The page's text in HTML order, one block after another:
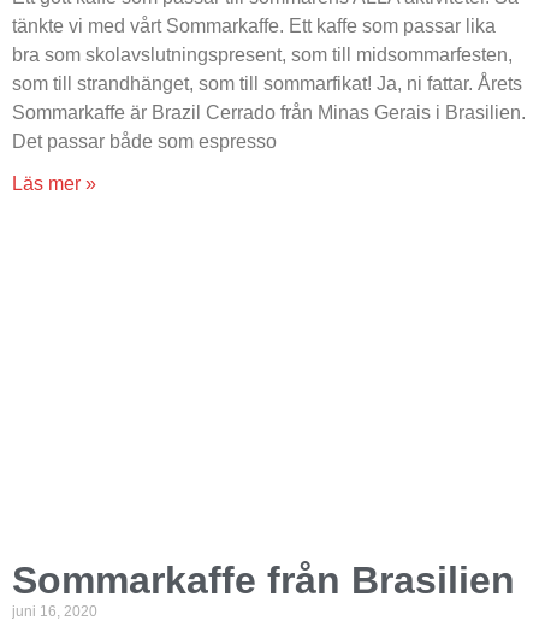
tänkte vi med vårt Sommarkaffe. Ett kaffe som passar lika
bra som skolavslutningspresent, som till midsommarfesten,
som till strandhänget, som till sommarfikat! Ja, ni fattar. Årets
Sommarkaffe är Brazil Cerrado från Minas Gerais i Brasilien.
Det passar både som espresso
Läs mer »
Sommarkaffe från Brasilien
juni 16, 2020